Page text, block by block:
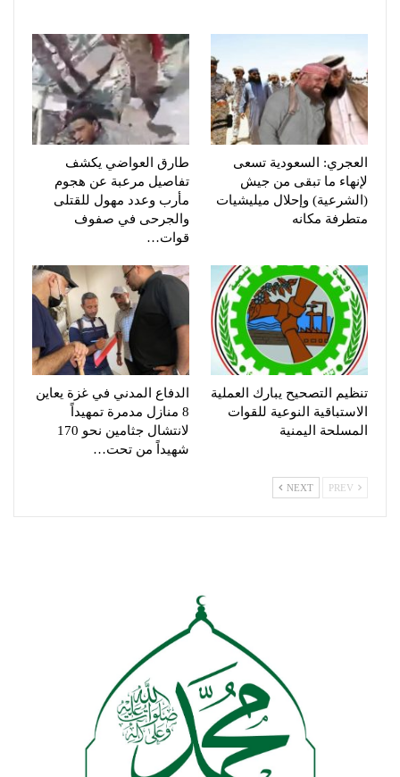
العجري: السعودية تسعى
لإنهاء ما تبقى من جيش
(الشرعية) وإحلال ميليشيات
متطرفة مكانه
طارق العواضي يكشف
تفاصيل مرعبة عن هجوم
مأرب وعدد مهول للقتلى
والجرحى في صفوف
قوات…
تنظيم التصحيح يبارك العملية
الاستباقية النوعية للقوات
المسلحة اليمنية
الدفاع المدني في غزة يعاين
8 منازل مدمرة تمهيداً
لانتشال جثامين نحو 170
شهيداً من تحت…
NEXT